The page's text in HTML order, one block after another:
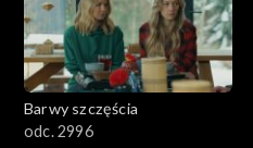
2501–2600
2401–2500
2301–2400
Barwy szczęścia
odc. 2996